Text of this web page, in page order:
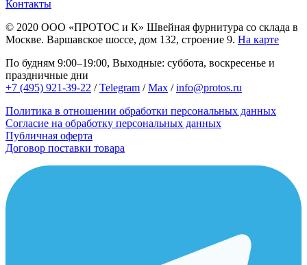
Контакты
© 2020 ООО «ПРОТОС и К» Швейная фурнитура со склада в
Москве. Варшавское шоссе, дом 132, строение 9. На карте
По будням 9:00–19:00, Выходные: суббота, воскресенье и
праздничные дни
+7 (495) 921-39-22 /Telegram /Max /info@protos.ru
Политика в отношении обработки персональных данных
Согласие на обработку персональных данных
Публичная оферта
Договор поставки товара